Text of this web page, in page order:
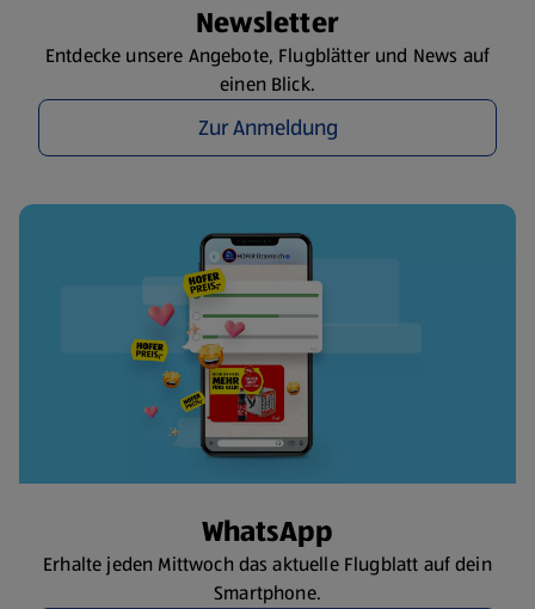
Newsletter
Entdecke unsere Angebote, Flugblätter und News auf
einen Blick.
Zur Anmeldung
WhatsApp
Erhalte jeden Mittwoch das aktuelle Flugblatt auf dein
Smartphone.